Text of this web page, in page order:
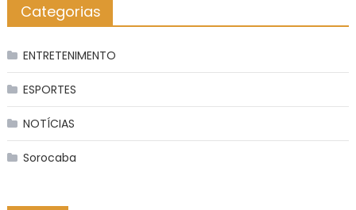
Categorias
ENTRETENIMENTO
ESPORTES
NOTÍCIAS
Sorocaba